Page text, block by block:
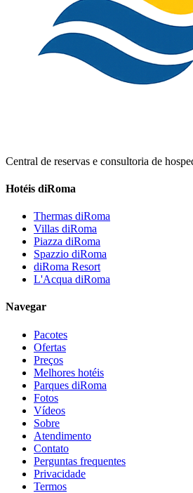
Central de reservas e consultoria de
Hotéis diRoma
Thermas diRoma
Villas diRoma
Piazza diRoma
Spazzio diRoma
diRoma Resort
L'Acqua diRoma
Navegar
Pacotes
Ofertas
Preços
Melhores hotéis
Parques diRoma
Fotos
Vídeos
Sobre
Atendimento
Contato
Perguntas frequentes
Privacidade
Termos